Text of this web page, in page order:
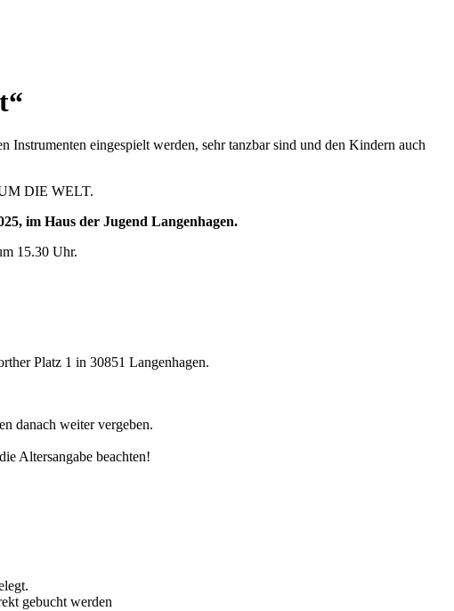
eingespielt werden, sehr tanzbar sind und den Kindern auch
DIE WELT.
im Haus der Jugend Langenhagen.
15.30 Uhr.
Platz 1 in 30851 Langenhagen.
danach weiter vergeben.
Altersangabe beachten!
gebucht werden